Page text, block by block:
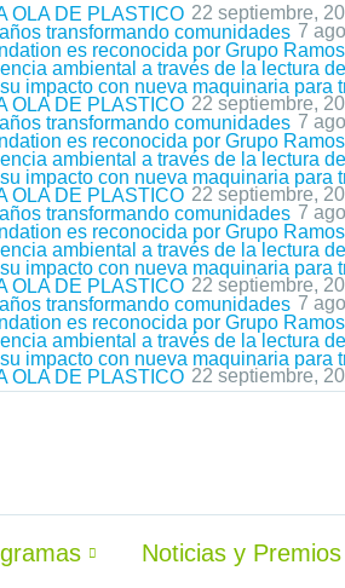
OLA DE PLASTICO 22 septiembre,
transformando comunidades 7
es reconocida por Grupo
ambiental a través de la lectura
impacto con nueva maquinaria
OLA DE PLASTICO 22 septiembre,
transformando comunidades 7
es reconocida por Grupo
ambiental a través de la lectura
impacto con nueva maquinaria
OLA DE PLASTICO 22 septiembre,
transformando comunidades 7
es reconocida por Grupo
ambiental a través de la lectura
impacto con nueva maquinaria
OLA DE PLASTICO 22 septiembre,
transformando comunidades 7
es reconocida por Grupo
ambiental a través de la lectura
impacto con nueva maquinaria
OLA DE PLASTICO 22 septiembre,
Noticias y Premios